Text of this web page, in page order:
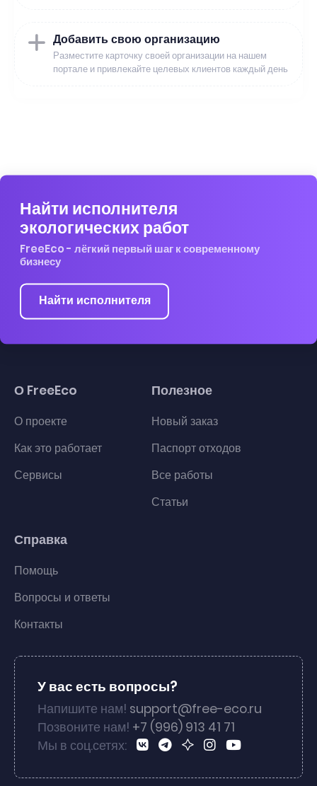
Добавить свою организацию
Разместите карточку своей организации на нашем
портале и привлекайте целевых клиентов каждый день
Найти исполнителя
экологических работ
FreeEco - лёгкий первый шаг к современному
бизнесу
Найти исполнителя
О FreeEco
О проекте
Как это работает
Сервисы
Полезное
Новый заказ
Паспорт отходов
Все работы
Статьи
Справка
Помощь
Вопросы и ответы
Контакты
У вас есть вопросы?
Напишите нам! support@free-eco.ru
Позвоните нам! +7 (996) 913 41 71
Мы в соц.сетях: